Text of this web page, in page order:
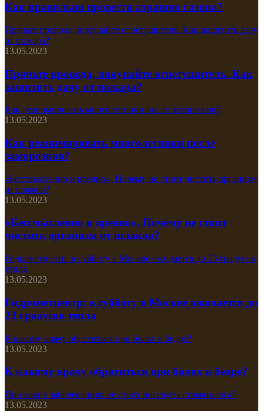
Как правильно провести аэрацию газона?
Прячьте провода, покупайте огнетушитель. Как защитить дачу
от пожара?
13.05.2023
Прячьте провода, покупайте огнетушитель. Как
защитить дачу от пожара?
Как реанимировать многолетники после заморозков?
13.05.2023
Как реанимировать многолетники после
заморозков?
«Бессмысленно и вредно». Почему не стоит чистить организм
от шлаков?
13.05.2023
«Бессмысленно и вредно». Почему не стоит
чистить организм от шлаков?
Гидрометцентр: в субботу в Москве ожидается до 23 градусов
тепла
13.05.2023
Гидрометцентр: в субботу в Москве ожидается до
23 градусов тепла
К какому врачу обратиться при болях в бедре?
13.05.2023
К какому врачу обратиться при болях в бедре?
При каких заболеваниях не стоит посещать стоматолога?
13.05.2023